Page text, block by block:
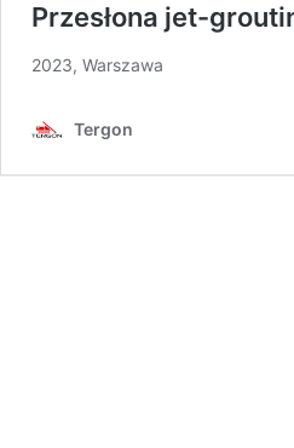
Przesłona jet-
2023, Warszawa
Tergon